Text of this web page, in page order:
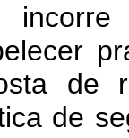
de
de